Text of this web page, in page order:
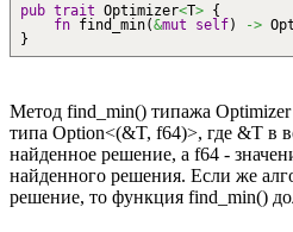
pub trait Optimizer<T> {
fn find_min(&mut self) ->
}
Метод find_min() типажа Optimizer
типа Option<(&T, f64)>, где &T в
найденное решение, а f64 -
найденного решения. Если же
решение, то функция find_min()